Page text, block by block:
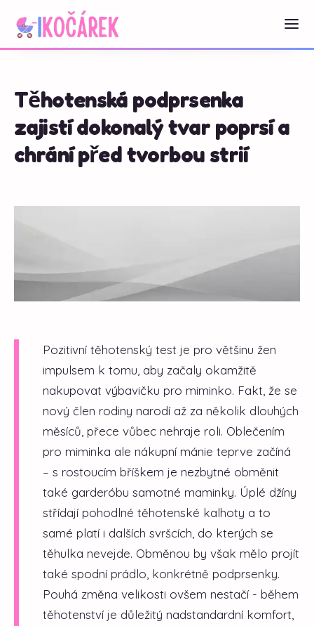
Těhotenská podprsenka
zajistí dokonalý tvar poprsí a
chrání před tvorbou strií
Pozitivní těhotenský test je pro většinu žen
impulsem k tomu, aby začaly okamžitě
nakupovat výbavičku pro miminko. Fakt, že se
nový člen rodiny narodí až za několik dlouhých
měsíců, přece vůbec nehraje roli. Oblečením
pro miminka ale nákupní mánie teprve začíná
– s rostoucím bříškem je nezbytné obměnit
také garderóbu samotné maminky. Úplé džíny
střídají pohodlné těhotenské kalhoty a to
samé platí i dalších svršcích, do kterých se
těhulka nevejde. Obměnou by však mělo projít
také spodní prádlo, konkrétně podprsenky.
Pouhá změna velikosti ovšem nestačí - během
těhotenství je důležitý nadstandardní komfort,